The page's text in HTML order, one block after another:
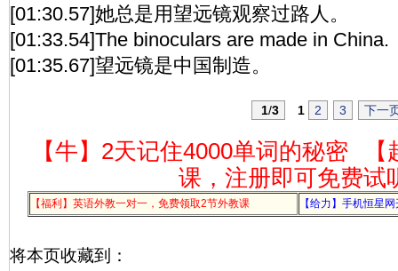
[01:30.57]她总是用望远镜观察过路人。
[01:33.54]The binoculars are made in China.
[01:35.67]望远镜是中国制造。
1/3 1 2 3 下一
【牛】2天记住4000单词的秘密
课，注册即可免费试
【福利】英语外教一对一，免费领取2节外教课 【给力】手机恒星
将本页收藏到：